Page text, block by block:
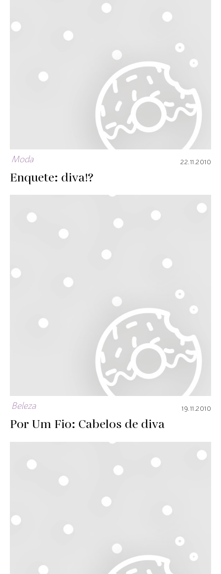
Moda 22.11.2010
Enquete: diva!?
Beleza 19.11.2010
Por Um Fio: Cabelos de diva